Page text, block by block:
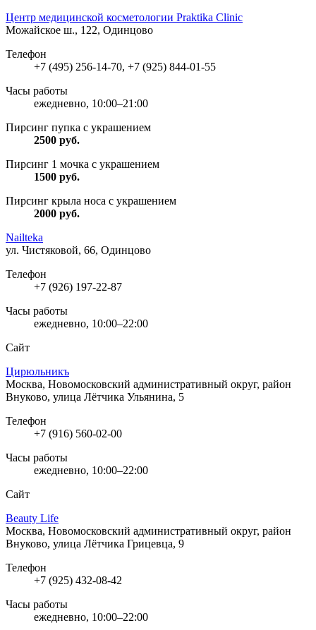
Центр медицинской косметологии Praktika Clinic
Можайское ш., 122, Одинцово
Телефон
+7 (495) 256-14-70, +7 (925) 844-01-55
Часы работы
ежедневно, 10:00–21:00
Пирсинг пупка с украшением
2500 руб.
Пирсинг 1 мочка с украшением
1500 руб.
Пирсинг крыла носа с украшением
2000 руб.
Nailteka
ул. Чистяковой, 66, Одинцово
Телефон
+7 (926) 197-22-87
Часы работы
ежедневно, 10:00–22:00
Сайт
Цирюльникъ
Москва, Новомосковский административный округ, район
Внуково, улица Лётчика Ульянина, 5
Телефон
+7 (916) 560-02-00
Часы работы
ежедневно, 10:00–22:00
Сайт
Beauty Life
Москва, Новомосковский административный округ, район
Внуково, улица Лётчика Грицевца, 9
Телефон
+7 (925) 432-08-42
Часы работы
ежедневно, 10:00–22:00